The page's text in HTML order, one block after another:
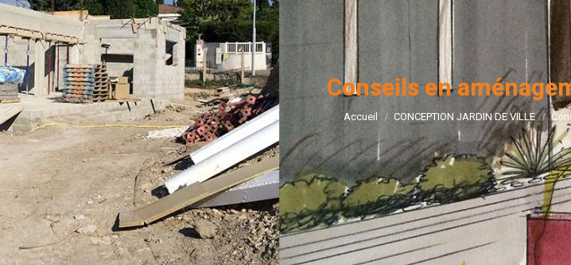
Conseils en Vous êtes ici
Accueil CONCEPTION JARDIN DE VILLE